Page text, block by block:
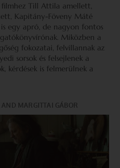
Till Attila amellett,
Kapitány-Föveny Máté
egy apró, de nagyon fontos
Miközben a
fokozatai, felvillannak az
sorsok és felsejlenek a
kérdések is felmerülnek a